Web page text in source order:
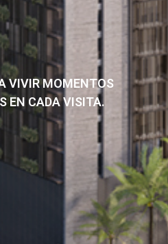
VIVIR MOMENTOS
EN CADA VISITA.